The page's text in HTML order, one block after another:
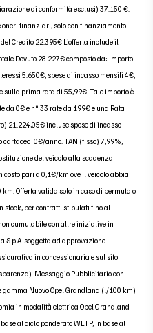
di conformità esclusi) 37.150 €.
oneri finanziari, solo con finanziamento
Credito 22.395€ L’offerta include il
Dovuto 28.227€ composto da: Importo
5.650€, spese di incasso mensili 4€,
sulla prima rata di 55,99€. Tale importo è
da 0€ e n° 33 rate da 199€ e una Rata
21.224,05€ incluse spese di incasso
cartaceo: 0€/anno. TAN (fisso) 7,99%,
del veicolo alla scadenza
pari a 0,1€/km ove il veicolo abbia
Offerta valida solo in caso di permuta o
stock, per contratti stipulati fino al
cumulabile con altre iniziative in
S.p.A. soggetta ad approvazione.
in concessionaria e sul sito
Messaggio Pubblicitario con
Nuovo Opel Grandland (l/100 km):
in modalità elettrica Opel Grandland
al ciclo ponderato WLTP, in base al